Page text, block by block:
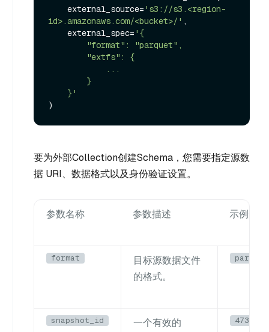
    external_source=
's3://s3.<region-
id>.amazonaws.com/<bucket>/' ,
    external_spec=
'{
    }'
要为外部Collection创建Schema，您需要指定源数
据 URI、数据格式以及身份验证设置。
参数名称 参数描述 示例值
format
目标源数据文件
的格式。
parquet
snapshot_id
一个有效的